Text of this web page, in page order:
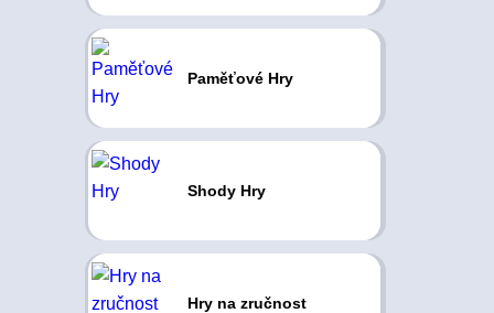
Paměťové Hry
Shody Hry
Hry na zručnost